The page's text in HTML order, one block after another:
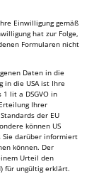
Einwilligung gemäß
hat zur Folge,
Formularen nicht
Daten in die
in die USA ist Ihre
lit a DSGVO in
Ihrer
der EU
können US
Sie darüber informiert
können. Der
Urteil den
für ungültig erklärt.